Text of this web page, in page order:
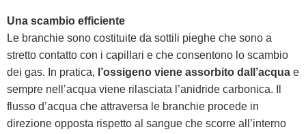
Una scambio efficiente
Le branchie sono costituite da sottili pieghe che sono a
stretto contatto con i capillari e che consentono lo scambio
dei gas. In pratica, l’ossigeno viene assorbito dall’acqua e
sempre nell’acqua viene rilasciata l’anidride carbonica. Il
flusso d’acqua che attraversa le branchie procede in
direzione opposta rispetto al sangue che scorre all’interno